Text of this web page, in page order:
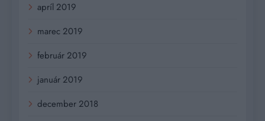
apríl 2019
marec 2019
február 2019
január 2019
december 2018